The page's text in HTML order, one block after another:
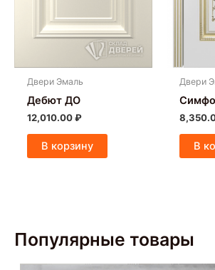
Двери Эмаль
Дебют ДО
12,010.00₽
В корзину
Двери
В
Популярные товары